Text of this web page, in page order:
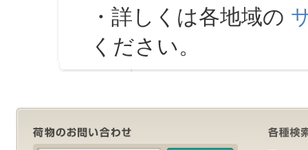
・詳しくは各地域の
ください。